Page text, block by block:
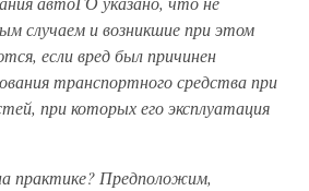
случаем и возникшие при этом
если вред был причинен
транспортного средства при
при которых его эксплуатация
практике? Предположим,